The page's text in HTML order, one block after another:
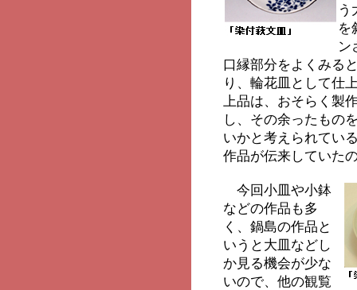
う
を
ン
口縁部分をよくみる
り、輪花皿として仕
上品は、おそらく製
し、その余ったもの
いかと考えられてい
作品が伝来していた
今回小皿や小鉢
などの作品も多
く、鍋島の作品と
いうと大皿などし
か見る機会が少な
いので、他の観覧